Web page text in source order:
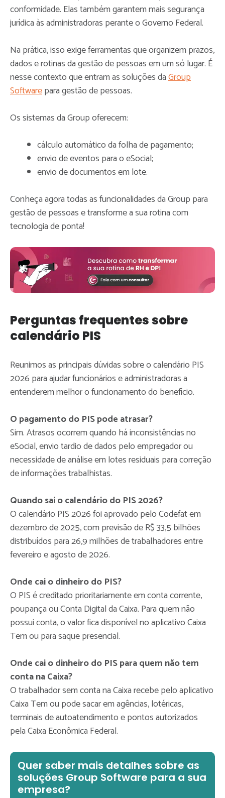
conformidade. Elas também garantem mais segurança
jurídica às administradoras perante o Governo Federal.
Na prática, isso exige ferramentas que organizem prazos,
dados e rotinas da gestão de pessoas em um só lugar. É
nesse contexto que entram as soluções daGroup
Softwarepara gestão de pessoas.
Os sistemas da Group oferecem:
cálculo automático da folha de pagamento;
envio de eventos para o eSocial;
envio de documentos em lote.
Conheça agora todas as funcionalidades da Group para
gestão de pessoas e transforme a sua rotina com
tecnologia de ponta!
Perguntas frequentes sobre
calendário PIS
Reunimos as principais dúvidas sobre o calendário PIS
2026 para ajudar funcionários e administradoras a
entenderem melhor o funcionamento do benefício.
O pagamento do PIS pode atrasar?
Sim. Atrasos ocorrem quando há inconsistências no
eSocial, envio tardio de dados pelo empregador ou
necessidade de análise em lotes residuais para correção
de informações trabalhistas.
Quando sai o calendário do PIS 2026?
O calendário PIS 2026 foi aprovado pelo Codefat em
dezembro de 2025, com previsão de R$ 33,5 bilhões
distribuídos para 26,9 milhões de trabalhadores entre
fevereiro e agosto de 2026.
Onde cai o dinheiro do PIS?
O PIS é creditado prioritariamente em conta corrente,
poupança ou Conta Digital da Caixa. Para quem não
possui conta, o valor fica disponível no aplicativo Caixa
Tem ou para saque presencial.
Onde cai o dinheiro do PIS para quem não tem
conta na Caixa?
O trabalhador sem conta na Caixa recebe pelo aplicativo
Caixa Tem ou pode sacar em agências, lotéricas,
terminais de autoatendimento e pontos autorizados
pela Caixa Econômica Federal.
Quer saber mais detalhes sobre as
soluções Group Software para a sua
empresa?